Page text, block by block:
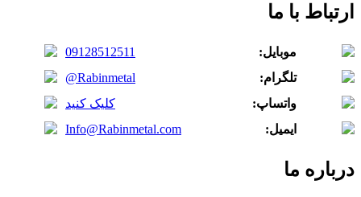
ارتباط با ما
موبایل:
09128512511
تلگرام:
@Rabinmetal
واتساپ:
کلیک کنید
ایمیل:
Info@Rabinmetal.com
درباره ما